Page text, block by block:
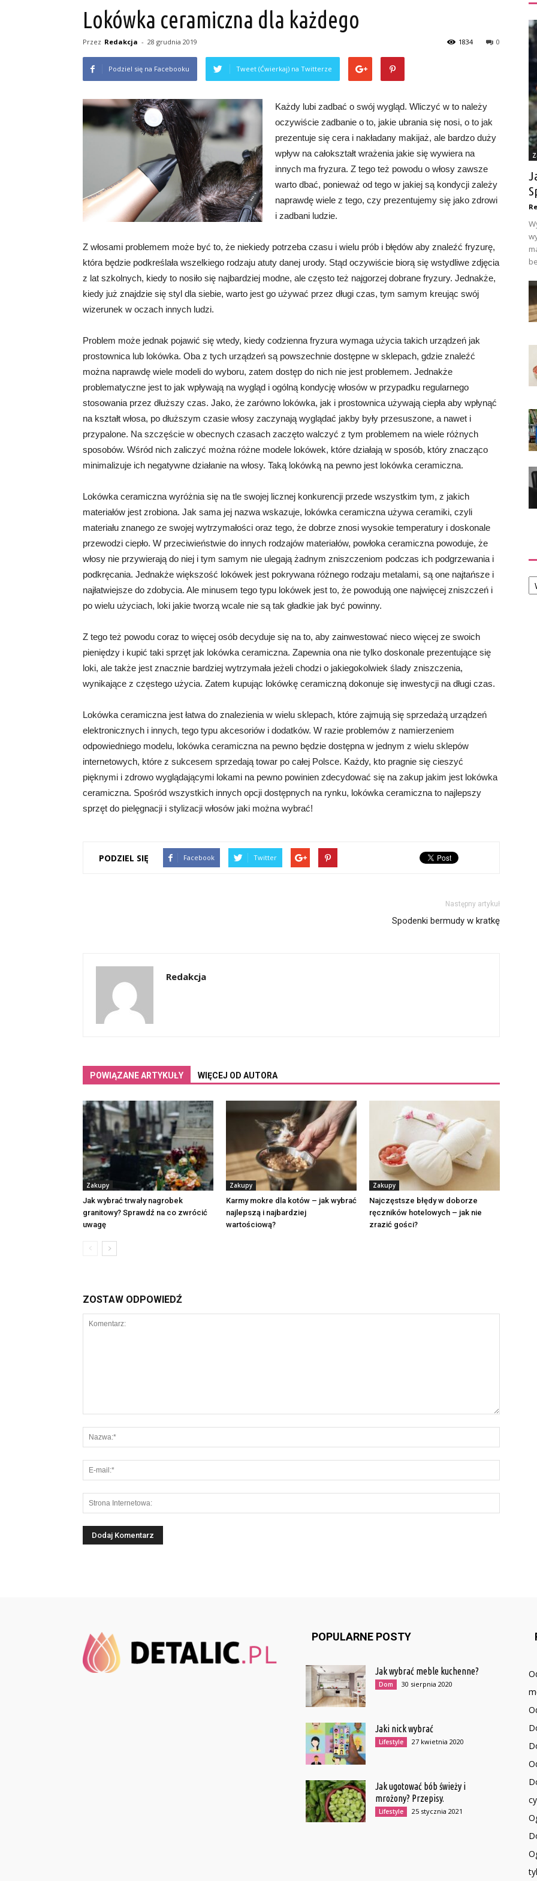
Lokówka ceramiczna dla każdego
Przez Redakcja - 28 grudnia 2019 0
1834
Podziel się na Facebooku Tweet (Ćwierkaj) na Twitterze
Każdy lubi zadbać o swój wygląd. Wliczyć w to należy
oczywiście zadbanie o to, jakie ubrania się nosi, o to jak
prezentuje się cera i nakładany makijaż, ale bardzo duży
wpływ na całokształt wrażenia jakie się wywiera na
innych ma fryzura. Z tego też powodu o włosy zawsze
warto dbać, ponieważ od tego w jakiej są kondycji zależy
naprawdę wiele z tego, czy prezentujemy się jako zdrowi
i zadbani ludzie.
Z włosami problemem może być to, że niekiedy potrzeba czasu i wielu prób i błędów aby znaleźć fryzurę,
która będzie podkreślała wszelkiego rodzaju atuty danej urody. Stąd oczywiście biorą się wstydliwe zdjęcia
z lat szkolnych, kiedy to nosiło się najbardziej modne, ale często też najgorzej dobrane fryzury. Jednakże,
kiedy już znajdzie się styl dla siebie, warto jest go używać przez długi czas, tym samym kreując swój
wizerunek w oczach innych ludzi.
Problem może jednak pojawić się wtedy, kiedy codzienna fryzura wymaga użycia takich urządzeń jak
prostownica lub lokówka. Oba z tych urządzeń są powszechnie dostępne w sklepach, gdzie znaleźć
można naprawdę wiele modeli do wyboru, zatem dostęp do nich nie jest problemem. Jednakże
problematyczne jest to jak wpływają na wygląd i ogólną kondycję włosów w przypadku regularnego
stosowania przez dłuższy czas. Jako, że zarówno lokówka, jak i prostownica używają ciepła aby wpłynąć
na kształt włosa, po dłuższym czasie włosy zaczynają wyglądać jakby były przesuszone, a nawet i
przypalone. Na szczęście w obecnych czasach zaczęto walczyć z tym problemem na wiele różnych
sposobów. Wśród nich zaliczyć można różne modele lokówek, które działają w sposób, który znacząco
minimalizuje ich negatywne działanie na włosy. Taką lokówką na pewno jest lokówka ceramiczna.
Lokówka ceramiczna wyróżnia się na tle swojej licznej konkurencji przede wszystkim tym, z jakich
materiałów jest zrobiona. Jak sama jej nazwa wskazuje, lokówka ceramiczna używa ceramiki, czyli
materiału znanego ze swojej wytrzymałości oraz tego, że dobrze znosi wysokie temperatury i doskonale
przewodzi ciepło. W przeciwieństwie do innych rodzajów materiałów, powłoka ceramiczna powoduje, że
włosy nie przywierają do niej i tym samym nie ulegają żadnym zniszczeniom podczas ich podgrzewania i
podkręcania. Jednakże większość lokówek jest pokrywana różnego rodzaju metalami, są one najtańsze i
najłatwiejsze do zdobycia. Ale minusem tego typu lokówek jest to, że powodują one najwięcej zniszczeń i
po wielu użyciach, loki jakie tworzą wcale nie są tak gładkie jak być powinny.
Z tego też powodu coraz to więcej osób decyduje się na to, aby zainwestować nieco więcej ze swoich
pieniędzy i kupić taki sprzęt jak lokówka ceramiczna. Zapewnia ona nie tylko doskonale prezentujące się
loki, ale także jest znacznie bardziej wytrzymała jeżeli chodzi o jakiegokolwiek ślady zniszczenia,
wynikające z częstego użycia. Zatem kupując lokówkę ceramiczną dokonuje się inwestycji na długi czas.
Lokówka ceramiczna jest łatwa do znalezienia w wielu sklepach, które zajmują się sprzedażą urządzeń
elektronicznych i innych, tego typu akcesoriów i dodatków. W razie problemów z namierzeniem
odpowiedniego modelu, lokówka ceramiczna na pewno będzie dostępna w jednym z wielu sklepów
internetowych, które z sukcesem sprzedają towar po całej Polsce. Każdy, kto pragnie się cieszyć
pięknymi i zdrowo wyglądającymi lokami na pewno powinien zdecydować się na zakup jakim jest lokówka
ceramiczna. Spośród wszystkich innych opcji dostępnych na rynku, lokówka ceramiczna to najlepszy
sprzęt do pielęgnacji i stylizacji włosów jaki można wybrać!
PODZIEL SIĘ Facebook Twitter
Następny artykuł
Spodenki bermudy w kratkę
Redakcja
POWIĄZANE ARTYKUŁY WIĘCEJ OD AUTORA
Zakupy
Jak wybrać trwały nagrobek
granitowy? Sprawdź na co zwrócić
uwagę
Zakupy
Karmy mokre dla kotów – jak wybrać
najlepszą i najbardziej
wartościową?
Zakupy
Najczęstsze błędy w doborze
ręczników hotelowych – jak nie
zrazić gości?
ZOSTAW ODPOWIEDŹ
POPULARNE POSTY
Jak wybrać meble kuchenne?
Dom 30 sierpnia 2020
Jaki nick wybrać
Lifestyle 27 kwietnia 2020
Jak ugotować bób świeży i
mrożony? Przepisy.
Lifestyle 25 stycznia 2021